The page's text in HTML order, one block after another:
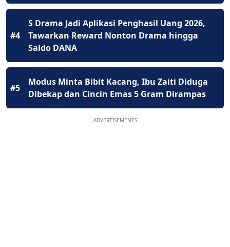
#4
S Drama Jadi Aplikasi Penghasil Uang 2026,
Tawarkan Reward Nonton Drama hingga
Saldo DANA
#5
Modus Minta Bibit Kacang, Ibu Zaiti Diduga
Dibekap dan Cincin Emas 5 Gram Dirampas
ADVERTISEMENTS